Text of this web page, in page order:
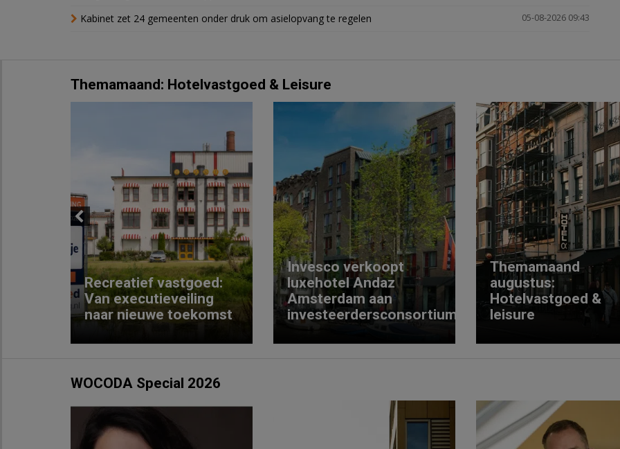
05-08-2026 09:43
Kabinet zet 24 gemeenten onder druk om asielopvang te regelen
Themamaand: Hotelvastgoed & Leisure
Previous
Recreatief vastgoed:
Van executieveiling
naar nieuwe toekomst
Invesco verkoopt
luxehotel Andaz
Amsterdam aan
investeerdersconsortium
Themamaand
augustus:
Hotelvastgoed &
leisure
WOCODA Special 2026